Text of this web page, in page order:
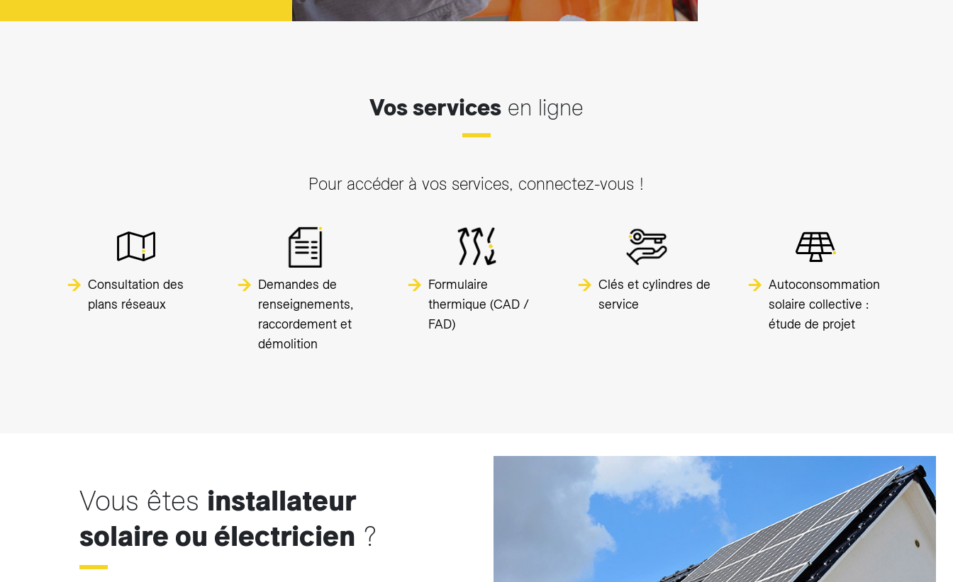
Vos services en ligne
Pour accéder à vos services, connectez-vous !
Consultation des
plans réseaux
Demandes de
renseignements,
raccordement et
démolition
Formulaire
thermique (CAD /
FAD)
Clés et cylindres de
service
Autoconsommation
solaire collective :
étude de projet
Vous êtes installateur
solaire ou électricien ?